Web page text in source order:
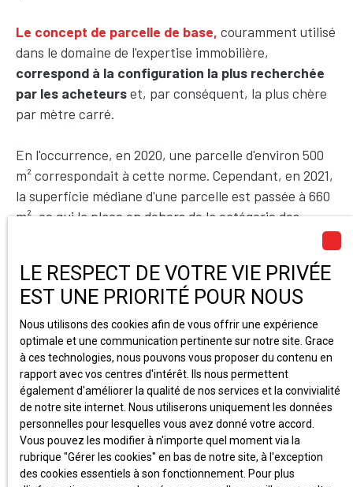
Le concept de parcelle de base, couramment utilisé
dans le domaine de l'expertise immobilière,
correspond à la configuration la plus recherchée
par les acheteurset, par conséquent, la plus chère
par mètre carré.
En l'occurrence, en 2020, une parcelle d'environ 500
m² correspondait à cette norme. Cependant, en 2021,
la superficie médiane d'une parcelle est passée à 660
m², ce qui la place en dehors de la catégorie des
valeur des terrains a augmenté, passant de 250 000 €
à 283 900 €, mais leur prix par mètre carré a diminué.
L’année suivante, la superficie des terrains a
légèrement diminué, ce qui a entraîné une baisse du
prix de vente global. Mais le prix/m² a augmenté, car
la superficie du terrain s'approche à nouveau de la
norme des 500 m² recherchée par les acheteurs.
LE RESPECT DE VOTRE VIE PRIVÉE
EST UNE PRIORITÉ POUR NOUS
Nous utilisons des cookies afin de vous offrir une expérience
optimale et une communication pertinente sur notre site. Grace
à ces technologies, nous pouvons vous proposer du contenu en
rapport avec vos centres d'intérêt. Ils nous permettent
également d'améliorer la qualité de nos services et la convivialité
de notre site internet. Nous utiliserons uniquement les données
personnelles pour lesquelles vous avez donné votre accord.
Vous pouvez les modifier à n'importe quel moment via la
rubrique ″Gérer les cookies″ en bas de notre site, à l'exception
des cookies essentiels à son fonctionnement. Pour plus